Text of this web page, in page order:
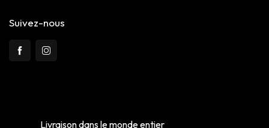
Suivez-nous
Livraison dans le monde entier